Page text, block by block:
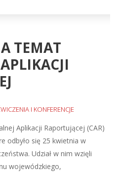
TEMAT
I KONFERENCJE
Aplikacji Raportującej (CAR)
odbyło się 25 kwietnia w
Udział w nim wzięli
wojewódzkiego,